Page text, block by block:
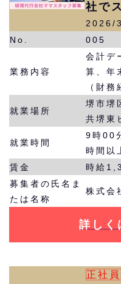
社で
2026/
No.
005
業務内容
会計デ
算、年
（財
就業場所
堺市堺
共堺東
就業時間
9時00
時間以
賃金
時給
募集者の氏名ま
たは名称
株式会
詳し
正社員